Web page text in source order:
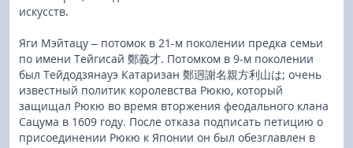
искусств.
Яги Мэйтацу – потомок в 21-м поколении предка семьи
по имени Тейгисай 鄭義才. Потомком в 9-м поколении
был Тейдодзянауэ Катаризан 鄭迵謝名親方利山は; очень
известный политик королевства Рюкю, который
защищал Рюкю во время вторжения феодального клана
Сацума в 1609 году. После отказа подписать петицию о
присоединении Рюкю к Японии он был обезглавлен в